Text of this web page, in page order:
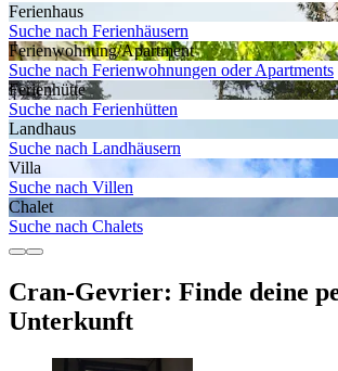
Ferienhaus
Suche nach Ferienhäusern
Ferienwohnung/Apartment
Suche nach Ferienwohnungen oder Apartments
Ferienhütte
Suche nach Ferienhütten
Landhaus
Suche nach Landhäusern
Villa
Suche nach Villen
Chalet
Suche nach Chalets
Cran-Gevrier: Finde deine
Unterkunft